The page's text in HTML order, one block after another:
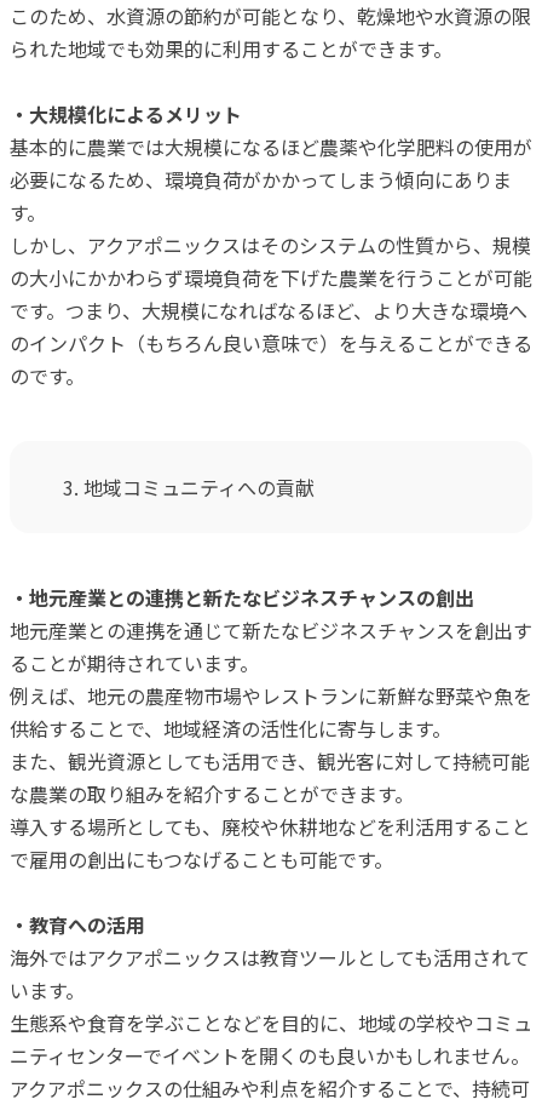
このため、水資源の節約が可能となり、乾燥地や水資源の限
られた地域でも効果的に利用することができます。
・大規模化によるメリット
基本的に農業では大規模になるほど農薬や化学肥料の使用が
必要になるため、環境負荷がかかってしまう傾向にありま
す。
しかし、アクアポニックスはそのシステムの性質から、規模
の大小にかかわらず環境負荷を下げた農業を行うことが可能
です。つまり、大規模になればなるほど、より大きな環境へ
のインパクト（もちろん良い意味で）を与えることができる
のです。
3. 地域コミュニティへの貢献
・地元産業との連携と新たなビジネスチャンスの創出
地元産業との連携を通じて新たなビジネスチャンスを創出す
ることが期待されています。
例えば、地元の農産物市場やレストランに新鮮な野菜や魚を
供給することで、地域経済の活性化に寄与します。
また、観光資源としても活用でき、観光客に対して持続可能
な農業の取り組みを紹介することができます。
導入する場所としても、廃校や休耕地などを利活用すること
で雇用の創出にもつなげることも可能です。
・教育への活用
海外ではアクアポニックスは教育ツールとしても活用されて
います。
生態系や食育を学ぶことなどを目的に、地域の学校やコミュ
ニティセンターでイベントを開くのも良いかもしれません。
アクアポニックスの仕組みや利点を紹介することで、持続可